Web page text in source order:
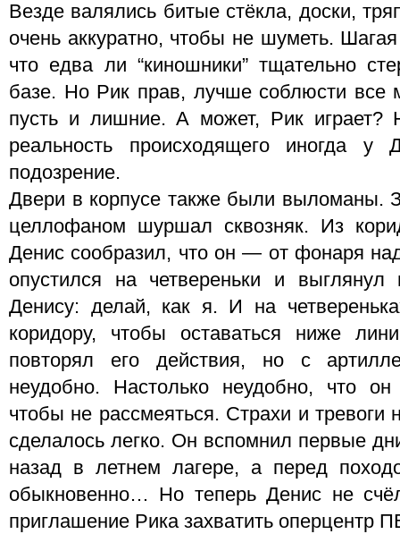
Везде валялись битые стёкла, доски,
очень аккуратно, чтобы не шуметь.
что едва ли “киношники” тщательно
базе. Но Рик прав, лучше соблюсти все
пусть и лишние. А может, Рик играет?
реальность происходящего иногда у
подозрение.
Двери в корпусе также были выломаны.
целлофаном шуршал сквозняк. Из
Денис сообразил, что он — от фонаря
опустился на четвереньки и
Денису: делай, как я. И на
коридору, чтобы оставаться ниже
повторял его действия, но с
неудобно. Настолько неудобно, что
чтобы не рассмеяться. Страхи и
сделалось легко. Он вспомнил первые
назад в летнем лагере, а перед
обыкновенно… Но теперь Денис не
приглашение Рика захватить оперцентр